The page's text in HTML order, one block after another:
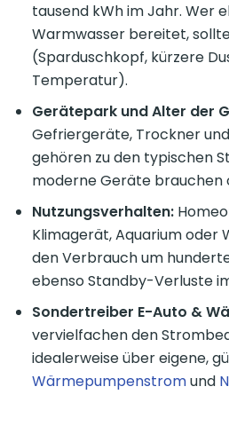
tausend kWh im Jahr. Wer
Warmwasser bereitet,
(Sparduschkopf, kürzere
Temperatur).
Gerätepark und Alter der
Gefriergeräte, Trockner
gehören zu den typischen
moderne Geräte brauchen
Nutzungsverhalten:
Klimagerät, Aquarium oder
den Verbrauch um
ebenso Standby-Verluste
Sondertreiber E-Auto &
vervielfachen den
idealerweise über eigene,
Wärmepumpenstromund